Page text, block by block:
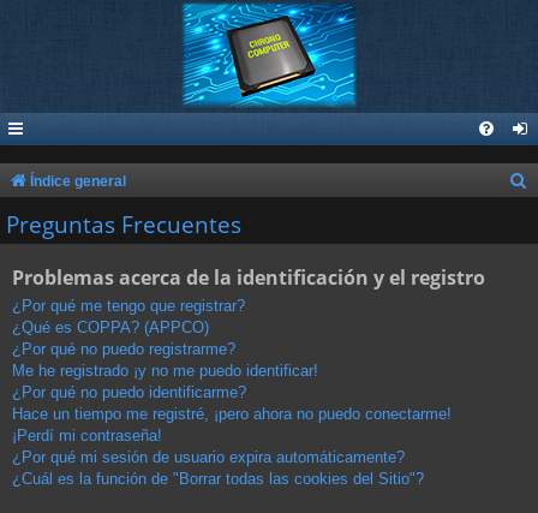
Índice general
s
Preguntas Frecuentes
Problemas acerca de la identificación y el registro
¿Por qué me tengo que registrar?
¿Qué es COPPA? (APPCO)
¿Por qué no puedo registrarme?
Me he registrado ¡y no me puedo identificar!
¿Por qué no puedo identificarme?
Hace un tiempo me registré, ¡pero ahora no puedo conectarme!
¡Perdí mi contraseña!
¿Por qué mi sesión de usuario expira automáticamente?
¿Cuál es la función de "Borrar todas las cookies del Sitio"?